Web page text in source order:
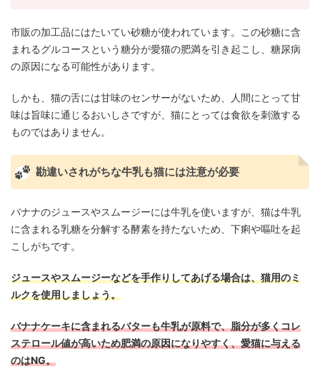
市販の加工品にはたいてい砂糖が使われています。この砂糖に含
まれるグルコースという糖分が愛猫の肥満を引き起こし、糖尿病
の原因になる可能性があります。
しかも、猫の舌には甘味のセンサーがないため、人間にとって甘
味は旨味に通じるおいしさですが、猫にとっては食欲を刺激する
ものではありません。
勘違いされがちな牛乳も猫には注意が必要
バナナのジュースやスムージーには牛乳を使いますが、猫は牛乳
に含まれる乳糖を分解する酵素を持たないため、下痢や嘔吐を起
こしがちです。
ジュースやスムージーなどを手作りしてあげる場合は、猫用のミ
ルクを使用しましょう。
バナナケーキに含まれるバターも牛乳が原料で、脂分が多くコレ
ステロール値が高いため肥満の原因になりやすく、愛猫に与える
のはNG。